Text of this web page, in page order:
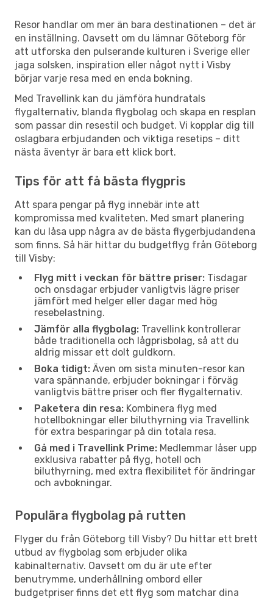
Resor handlar om mer än bara destinationen – det är
en inställning. Oavsett om du lämnar Göteborg för
att utforska den pulserande kulturen i Sverige eller
jaga solsken, inspiration eller något nytt i Visby
börjar varje resa med en enda bokning.
Med Travellink kan du jämföra hundratals
flygalternativ, blanda flygbolag och skapa en resplan
som passar din resestil och budget. Vi kopplar dig till
oslagbara erbjudanden och viktiga resetips – ditt
nästa äventyr är bara ett klick bort.
Tips för att få bästa flygpris
Att spara pengar på flyg innebär inte att
kompromissa med kvaliteten. Med smart planering
kan du låsa upp några av de bästa flygerbjudandena
som finns. Så här hittar du budgetflyg från Göteborg
till Visby:
Flyg mitt i veckan för bättre priser: Tisdagar
och onsdagar erbjuder vanligtvis lägre priser
jämfört med helger eller dagar med hög
resebelastning.
Jämför alla flygbolag: Travellink kontrollerar
både traditionella och lågprisbolag, så att du
aldrig missar ett dolt guldkorn.
Boka tidigt: Även om sista minuten-resor kan
vara spännande, erbjuder bokningar i förväg
vanligtvis bättre priser och fler flygalternativ.
Paketera din resa: Kombinera flyg med
hotellbokningar eller biluthyrning via Travellink
för extra besparingar på din totala resa.
Gå med i Travellink Prime: Medlemmar låser upp
exklusiva rabatter på flyg, hotell och
biluthyrning, med extra flexibilitet för ändringar
och avbokningar.
Populära flygbolag på rutten
Flyger du från Göteborg till Visby? Du hittar ett brett
utbud av flygbolag som erbjuder olika
kabinalternativ. Oavsett om du är ute efter
benutrymme, underhållning ombord eller
budgetpriser finns det ett flyg som matchar dina